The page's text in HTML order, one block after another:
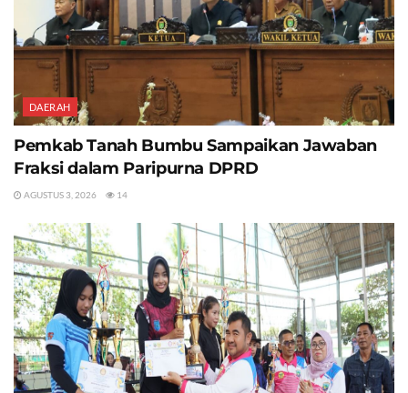
DAERAH
Pemkab Tanah Bumbu Sampaikan Jawaban
Fraksi dalam Paripurna DPRD
AGUSTUS 3, 2026 14